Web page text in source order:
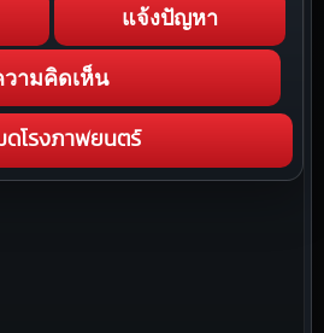
แจ้งปัญหา
ามคิดเห็น
ดโรงภาพยนตร์